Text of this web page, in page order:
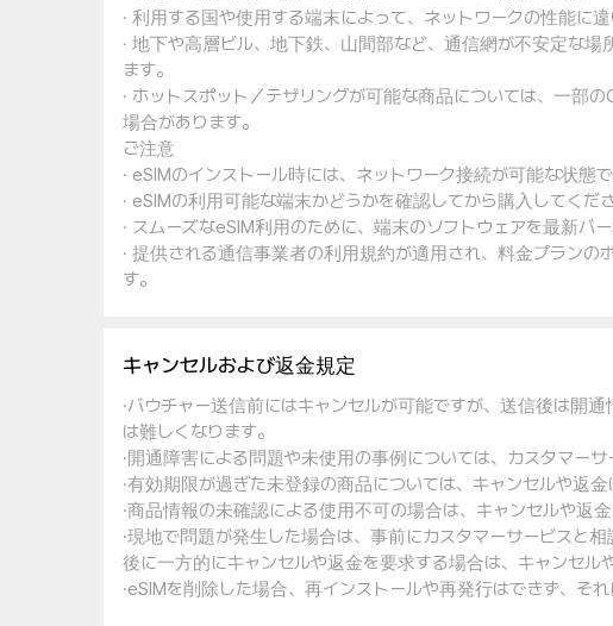
· 利用する国や使用する端末によって、ネットワークの性能に違
· 地下や高層ビル、地下鉄、山間部など、通信網が不安定な場
ます。
· ホットスポット／テザリングが可能な商品については、一部
場合があります。
ご注意
· eSIMのインストール時には、ネットワーク接続が可能な状態で
· eSIMの利用可能な端末かどうかを確認してから購入してくださ
· スムーズなeSIM利用のために、端末のソフトウェアを最新バ
· 提供される通信事業者の利用規約が適用され、料金プランの
す。
キャンセルおよび返金規定
·バウチャー送信前にはキャンセルが可能ですが、送信後は開
は難しくなります。
·開通障害による問題や未使用の事例については、カスタマーサ
·有効期限が過ぎた未登録の商品については、キャンセルや返金
·商品情報の未確認による使用不可の場合は、キャンセルや返金
·現地で問題が発生した場合は、事前にカスタマーサービスと
後に一方的にキャンセルや返金を要求する場合は、キャンセル
·eSIMを削除した場合、再インストールや再発行はできず、そ